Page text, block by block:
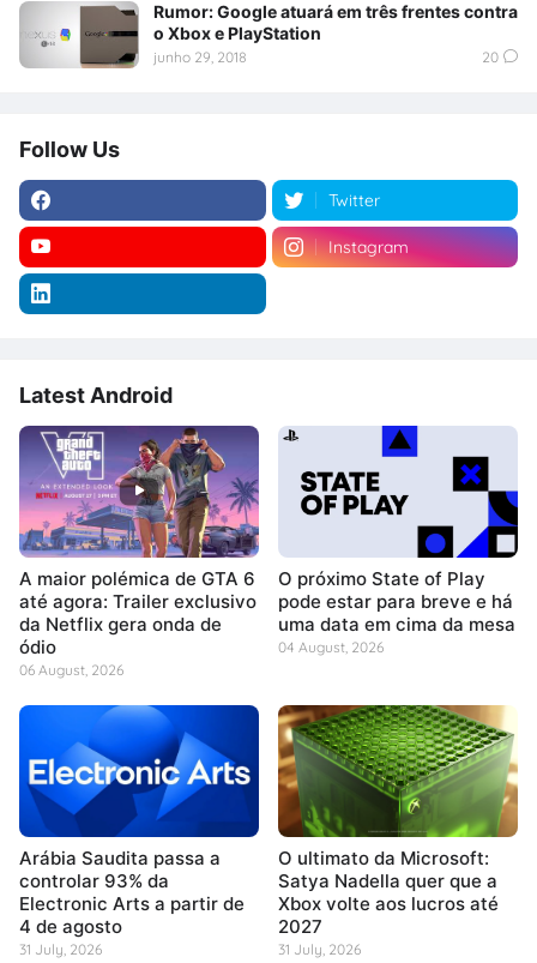
Rumor: Google atuará em três frentes contra
o Xbox e PlayStation
junho 29, 2018 20
Follow Us
Twitter
Instagram
Latest Android
A maior polémica de GTA 6
até agora: Trailer exclusivo
da Netflix gera onda de
ódio
06 August, 2026
O próximo State of Play
pode estar para breve e há
uma data em cima da mesa
04 August, 2026
Arábia Saudita passa a
controlar 93% da
Electronic Arts a partir de
4 de agosto
31 July, 2026
O ultimato da Microsoft:
Satya Nadella quer que a
Xbox volte aos lucros até
2027
31 July, 2026